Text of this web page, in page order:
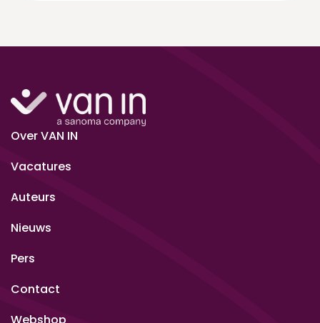
Over VAN IN
Vacatures
Auteurs
Nieuws
Pers
Contact